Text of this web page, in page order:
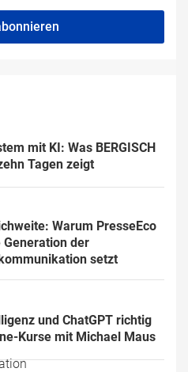
mit KI: Was BERGISCH
Tagen zeigt
Warum PresseEco
der
setzt
und ChatGPT richtig
Kurse mit Michael Maus